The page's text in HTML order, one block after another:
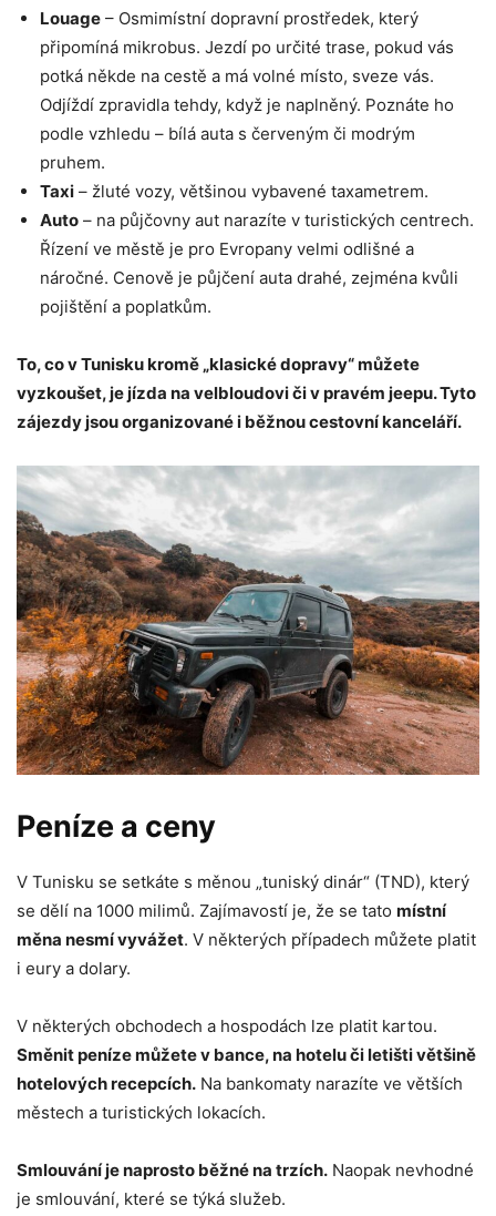
Louage – Osmimístní dopravní prostředek, který
připomíná mikrobus. Jezdí po určité trase, pokud vás
potká někde na cestě a má volné místo, sveze vás.
Odjíždí zpravidla tehdy, když je naplněný. Poznáte ho
podle vzhledu – bílá auta s červeným či modrým
pruhem.
Taxi – žluté vozy, většinou vybavené taxametrem.
Auto – na půjčovny aut narazíte v turistických centrech.
Řízení ve městě je pro Evropany velmi odlišné a
náročné. Cenově je půjčení auta drahé, zejména kvůli
pojištění a poplatkům.
To, co v Tunisku kromě „klasické dopravy“ můžete
vyzkoušet, je jízda na velbloudovi či v pravém jeepu. Tyto
zájezdy jsou organizované i běžnou cestovní kanceláří.
Peníze a ceny
V Tunisku se setkáte s měnou „tuniský dinár“ (TND), který
se dělí na 1000 milimů. Zajímavostí je, že se tato místní
měna nesmí vyvážet. V některých případech můžete platit
i eury a dolary.
V některých obchodech a hospodách lze platit kartou.
Směnit peníze můžete v bance, na hotelu či letišti většině
hotelových recepcích. Na bankomaty narazíte ve větších
městech a turistických lokacích.
Smlouvání je naprosto běžné na trzích. Naopak nevhodné
je smlouvání, které se týká služeb.